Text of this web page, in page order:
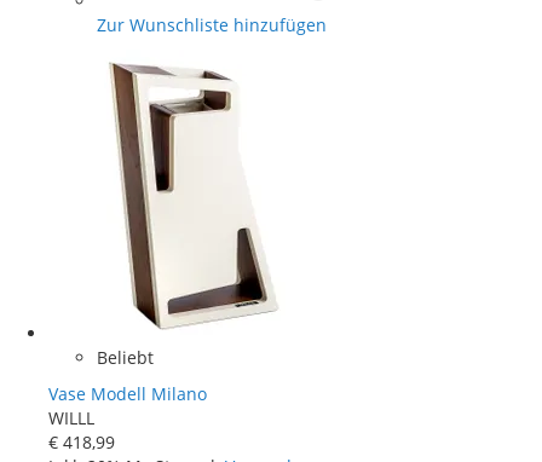
Zur Wunschliste hinzufügen
Beliebt
Vase Modell Milano
WILLL
€ 418,99